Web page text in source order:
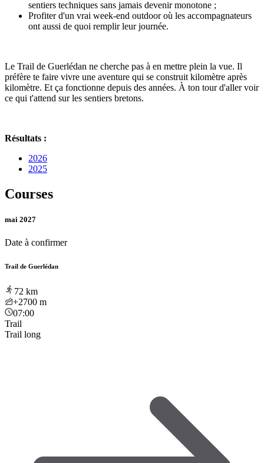
sentiers techniques sans jamais devenir monotone ;
Profiter d'un vrai week-end outdoor où les accompagnateurs
ont aussi de quoi remplir leur journée.
Le Trail de Guerlédan ne cherche pas à en mettre plein la vue. Il
préfère te faire vivre une aventure qui se construit kilomètre après
kilomètre. Et ça fonctionne depuis des années. À ton tour d'aller voir
ce qui t'attend sur les sentiers bretons.
Résultats :
2026
2025
Courses
mai 2027
Date à confirmer
Trail de Guerlédan
72 km
+2700 m
07:00
Trail
Trail long